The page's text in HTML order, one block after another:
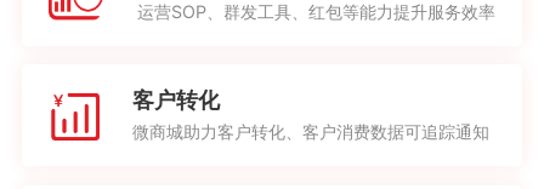
运营SOP、群发工具、红包等能力提升服务效率
客户转化
微商城助力客户转化、客户消费数据可追踪通知